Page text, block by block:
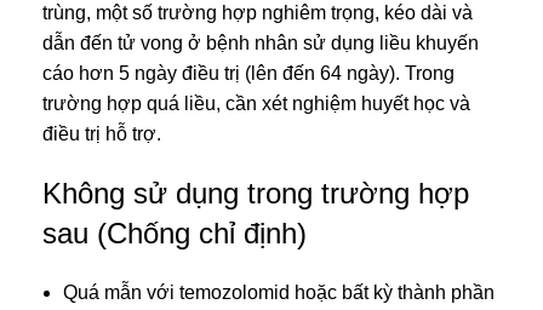
trùng, một số trường hợp nghiêm trọng, kéo dài và
dẫn đến tử vong ở bệnh nhân sử dụng liều khuyến
cáo hơn 5 ngày điều trị (lên đến 64 ngày). Trong
trường hợp quá liều, cần xét nghiệm huyết học và
điều trị hỗ trợ.
Không sử dụng trong trường hợp
sau (Chống chỉ định)
Quá mẫn với temozolomid hoặc bất kỳ thành phần